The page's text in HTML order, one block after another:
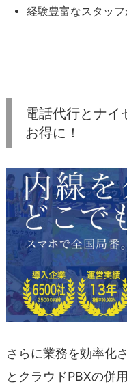
経験豊富なスタッ
電話代行とナイ
お得に！
さらに業務を効率化
とクラウドPBXの併